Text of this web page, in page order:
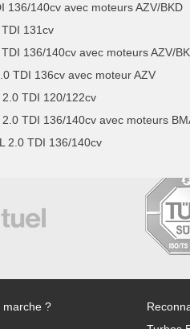
136/140cv avec moteurs AZV/BKD
131cv
136/140cv avec moteurs AZV/
TDI 136cv avec moteur AZV
2.0 TDI 120/122cv
TDI 136/140cv avec moteurs
2.0 TDI 136/140cv
marche ?